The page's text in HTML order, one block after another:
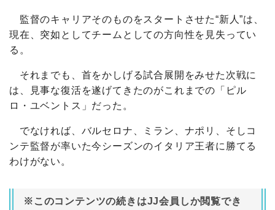
監督のキャリアそのものをスタートさせた“新人”は、
現在、突如としてチームとしての方向性を見失ってい
る。
それまでも、首をかしげる試合展開をみせた次戦に
は、見事な復活を遂げてきたのがこれまでの「ピル
ロ・ユベントス」だった。
でなければ、バルセロナ、ミラン、ナポリ、そしコ
ンテ監督が率いた今シーズンのイタリア王者に勝てる
わけがない。
※このコンテンツの続きはJJ会員しか閲覧でき